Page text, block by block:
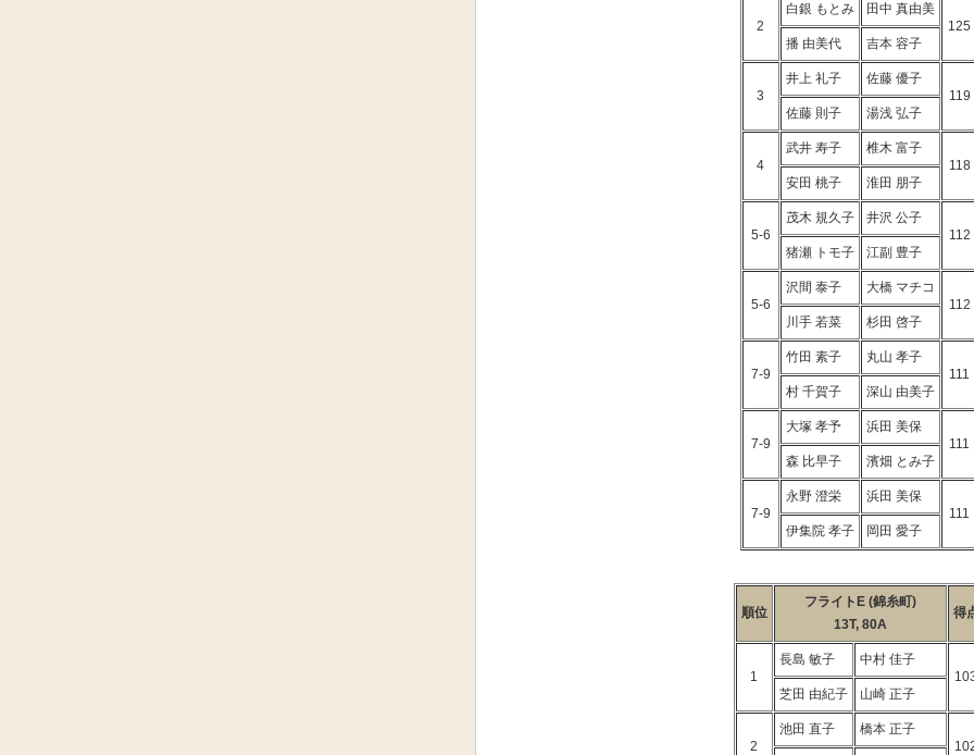
2
白銀 もとみ
田中 真由美
125
播 由美代
吉本 容子
3
井上 礼子
佐藤 優子
119
佐藤 則子
湯浅 弘子
4
武井 寿子
椎木 富子
118
安田 桃子
淮田 朋子
5-6
茂木 規久子
井沢 公子
112
猪瀬 トモ子
江副 豊子
5-6
沢間 泰子
大橋 マチコ
112
川手 若菜
杉田 啓子
7-9
竹田 素子
丸山 孝子
111
村 千賀子
深山 由美子
7-9
大塚 孝予
浜田 美保
111
森 比早子
濱畑 とみ子
7-9
永野 澄栄
浜田 美保
111
伊集院 孝子
岡田 愛子
順位
フライトE (錦糸町)
13T, 80A
得
1
長島 敏子
中村 佳子
芝田 由紀子
山崎 正子
2
池田 直子
橋本 正子